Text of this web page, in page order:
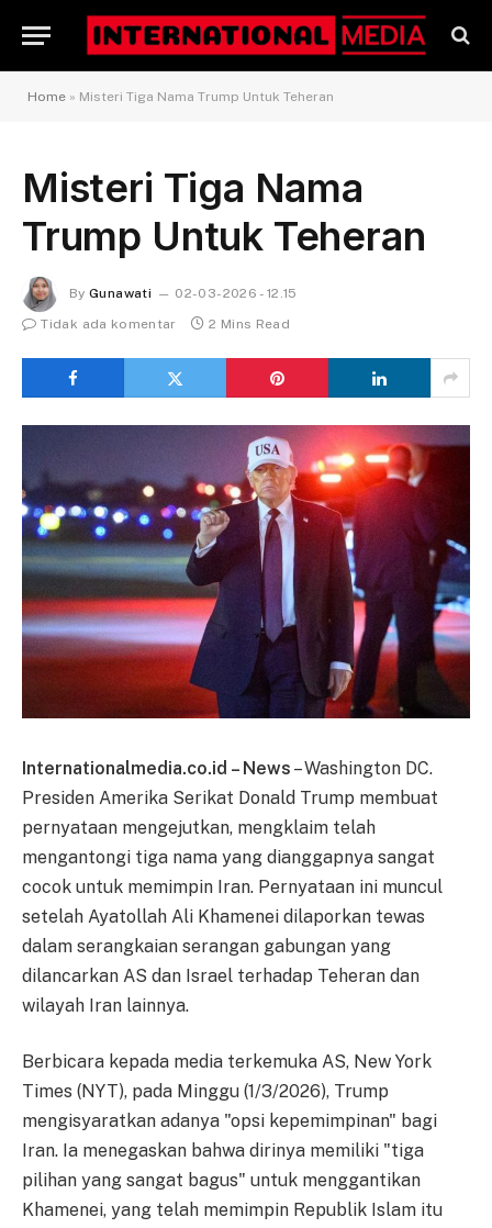
Home » Misteri Tiga Nama Trump Untuk Teheran
Misteri Tiga Nama
Trump Untuk Teheran
By Gunawati
02-03-2026 - 12.15
Tidak ada komentar
2 Mins Read
Internationalmedia.co.id – News – Washington DC.
Presiden Amerika Serikat Donald Trump membuat
pernyataan mengejutkan, mengklaim telah
mengantongi tiga nama yang dianggapnya sangat
cocok untuk memimpin Iran. Pernyataan ini muncul
setelah Ayatollah Ali Khamenei dilaporkan tewas
dalam serangkaian serangan gabungan yang
dilancarkan AS dan Israel terhadap Teheran dan
wilayah Iran lainnya.
Berbicara kepada media terkemuka AS, New York
Times (NYT), pada Minggu (1/3/2026), Trump
mengisyaratkan adanya "opsi kepemimpinan" bagi
Iran. Ia menegaskan bahwa dirinya memiliki "tiga
pilihan yang sangat bagus" untuk menggantikan
Khamenei, yang telah memimpin Republik Islam itu